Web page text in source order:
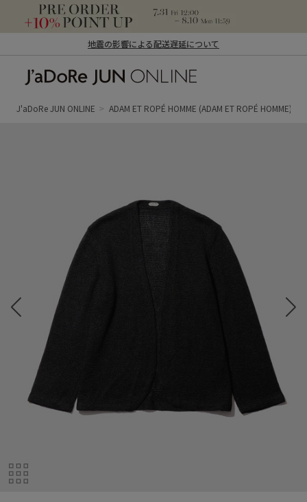
地震の影響による配送遅延について
ン オンライン）
J'aDoRe JUN ONLINE ADAM ET ROPÉ HOMME (ADAM ET ROPÉ HOMME)